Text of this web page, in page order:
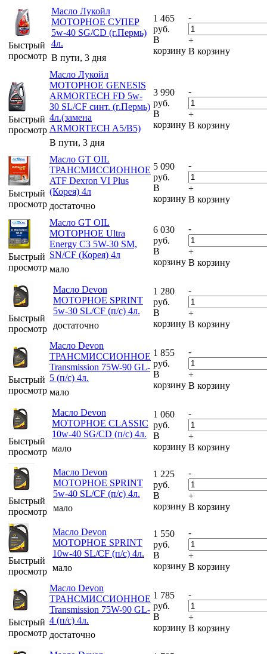
Быстрый
просмотр
Масло Лукойл
МОТОРНОЕ СУПЕР
5w-40 SG/CD (г.Пермь)
4л.
В пути, 3 дня
1 465
руб.
В
корзину
-
+
В корзину
Быстрый
просмотр
Масло Лукойл
МОТОРНОЕ GENESIS
ARMORTECH FD 5w-
30 SL/CF синт. (г.Пермь)
4л.(замена
ARMORTECH A5/B5)
В пути, 3 дня
3 990
руб.
В
корзину
-
+
В корзину
Быстрый
просмотр
Масло GT OIL
ТРАНСМИССИОННОЕ
ATF Dexron VI Plus
(Корея) 4л
достаточно
5 090
руб.
В
корзину
-
+
В корзину
Быстрый
просмотр
Масло GT OIL
МОТОРНОЕ Ultra
Energy C3 5W-30 SM,
SN/CF (Корея) 4л
мало
6 030
руб.
В
корзину
-
+
В корзину
Быстрый
просмотр
Масло Devon
МОТОРНОЕ SPRINT
5w-30 SL/CF (п/с) 4л.
достаточно
1 280
руб.
В
корзину
-
+
В корзину
Быстрый
просмотр
Масло Devon
ТРАНСМИССИОННОЕ
Transmission 75W-90 GL-
5 (п/с) 4л.
мало
1 855
руб.
В
корзину
-
+
В корзину
Быстрый
просмотр
Масло Devon
МОТОРНОЕ CLASSIC
10w-40 SG/CD (п/с) 4л.
мало
1 060
руб.
В
корзину
-
+
В корзину
Быстрый
просмотр
Масло Devon
МОТОРНОЕ SPRINT
5w-40 SL/CF (п/с) 4л.
мало
1 225
руб.
В
корзину
-
+
В корзину
Быстрый
просмотр
Масло Devon
МОТОРНОЕ SPRINT
10w-40 SL/CF (п/с) 4л.
мало
1 550
руб.
В
корзину
-
+
В корзину
Быстрый
просмотр
Масло Devon
ТРАНСМИССИОННОЕ
Transmission 75W-90 GL-
4 (п/с) 4л.
достаточно
1 785
руб.
В
корзину
-
+
В корзину